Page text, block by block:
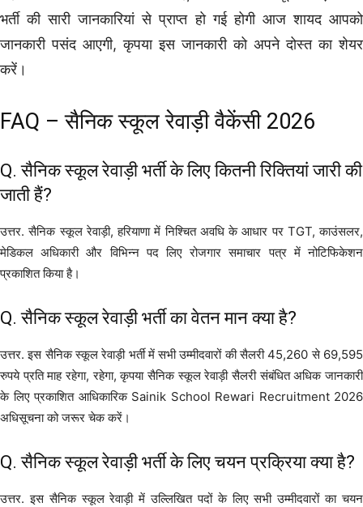
भर्ती की सारी जानकारियां से प्राप्त हो गई होगी आज शायद आपको
जानकारी पसंद आएगी, कृपया इस जानकारी को अपने दोस्त का शेयर
करें।
FAQ – सैनिक स्कूल रेवाड़ी वैकेंसी 2026
Q. सैनिक स्कूल रेवाड़ी भर्ती के लिए कितनी रिक्तियां जारी की
जाती हैं?
उत्तर. सैनिक स्कूल रेवाड़ी, हरियाणा में निश्चित अवधि के आधार पर TGT, काउंसलर,
मेडिकल अधिकारी और विभिन्न पद लिए रोजगार समाचार पत्र में नोटिफिकेशन
प्रकाशित किया है।
Q. सैनिक स्कूल रेवाड़ी भर्ती का वेतन मान क्या है?
उत्तर. इस सैनिक स्कूल रेवाड़ी भर्ती में सभी उम्मीदवारों की सैलरी 45,260 से 69,595
रुपये प्रति माह रहेगा, रहेगा, कृपया सैनिक स्कूल रेवाड़ी सैलरी संबंधित अधिक जानकारी
के लिए प्रकाशित आधिकारिक Sainik School Rewari Recruitment 2026
अधिसूचना को जरूर चेक करें।
Q. सैनिक स्कूल रेवाड़ी भर्ती के लिए चयन प्रक्रिया क्या है?
उत्तर. इस सैनिक स्कूल रेवाड़ी में उल्लिखित पदों के लिए सभी उम्मीदवारों का चयन